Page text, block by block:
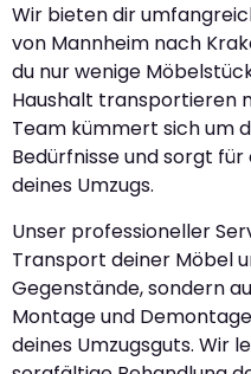
Wir bieten dir
von Mannheim nach
du nur wenige
Haushalt transportieren
Team kümmert sich um
Bedürfnisse und sorgt
deines Umzugs.
Unser professioneller
Transport deiner Möbel
Gegenstände, sondern
Montage und
deines Umzugsguts. Wir